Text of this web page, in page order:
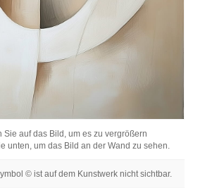
Sie auf das Bild, um es zu vergrößern
unten, um das Bild an der Wand zu sehen.
© ist auf dem Kunstwerk nicht sichtbar.